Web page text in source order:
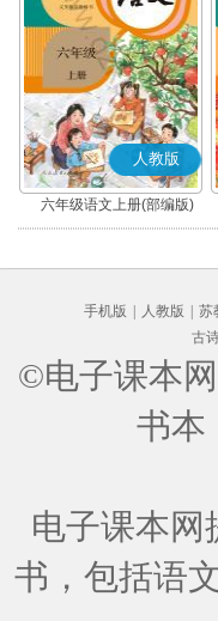
人教版
六年级语文上册(部编版)
手机版 人教版 苏
古
©电子课本网
书本
电子课本网
书，包括语